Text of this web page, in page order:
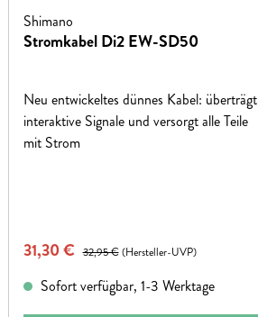
Shimano
Stromkabel Di2 EW-SD50
Neu entwickeltes dünnes Kabel: überträgt
interaktive Signale und versorgt alle Teile
mit Strom
Verkaufspreis:
31,30 € Regulärer Preis:
32,95 €(Hersteller-UVP)
Sofort verfügbar, 1-3 Werktage